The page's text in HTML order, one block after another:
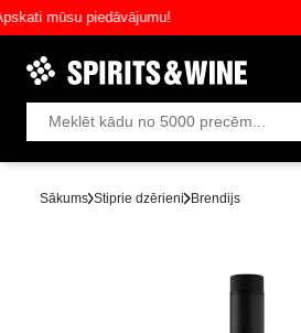
mūsu piedāvājumu!
Sākums Stiprie dzērieni Brendijs